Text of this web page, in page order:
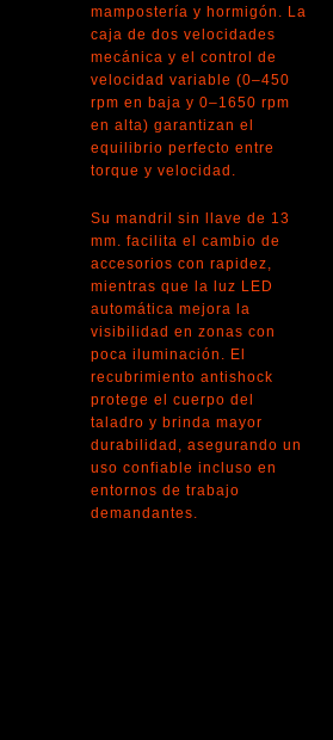
mampostería y hormigón. La
caja de dos velocidades
mecánica y el control de
velocidad variable (0–450
rpm en baja y 0–1650 rpm
en alta) garantizan el
equilibrio perfecto entre
torque y velocidad.
Su mandril sin llave de 13
mm. facilita el cambio de
accesorios con rapidez,
mientras que la luz LED
automática mejora la
visibilidad en zonas con
poca iluminación. El
recubrimiento antishock
protege el cuerpo del
taladro y brinda mayor
durabilidad, asegurando un
uso confiable incluso en
entornos de trabajo
demandantes.